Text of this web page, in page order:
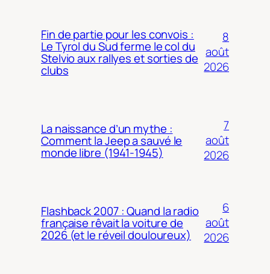
Fin de partie pour les convois :
Le Tyrol du Sud ferme le col du
Stelvio aux rallyes et sorties de
clubs
8
août
2026
La naissance d’un mythe :
Comment la Jeep a sauvé le
monde libre (1941-1945)
7
août
2026
Flashback 2007 : Quand la radio
française rêvait la voiture de
2026 (et le réveil douloureux)
6
août
2026